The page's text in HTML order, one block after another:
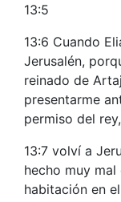
13:5
13:6 Cuando
Jerusalén,
reinado de
presentarme
permiso del rey,
13:7 volví a
hecho muy mal
habitación en